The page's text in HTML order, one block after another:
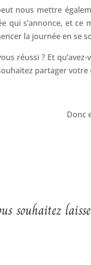
nous mettre
qui s’annonce, et ce
la journée en se
réussi ? Et
partager votre
Donc
souhaitez